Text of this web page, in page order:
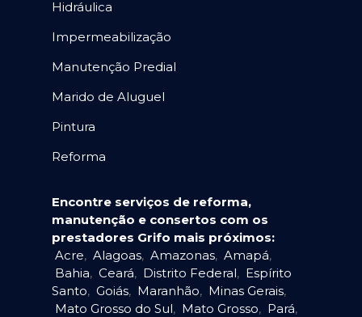
Hidráulica
Impermeabilização
Manutenção Predial
Marido de Aluguel
Pintura
Reforma
Encontre serviços de reforma,
manutenção e consertos com os
prestadores Grifo mais próximos:
Acre, Alagoas, Amazonas, Amapá,
Bahia, Ceará, Distrito Federal, Espírito
Santo, Goiás, Maranhão, Minas Gerais,
Mato Grosso do Sul, Mato Grosso, Pará,